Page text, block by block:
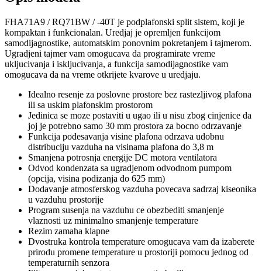
FHA71A9 / RQ71BW / -40T je podplafonski split sistem, koji je
kompaktan i funkcionalan. Uredjaj je opremljen funkcijom
samodijagnostike, automatskim ponovnim pokretanjem i tajmerom.
Ugradjeni tajmer vam omogucava da programirate vreme
ukljucivanja i iskljucivanja, a funkcija samodijagnostike vam
omogucava da na vreme otkrijete kvarove u uredjaju.
Idealno resenje za poslovne prostore bez rastezljivog plafona
ili sa uskim plafonskim prostorom
Jedinica se moze postaviti u ugao ili u nisu zbog cinjenice da
joj je potrebno samo 30 mm prostora za bocno odrzavanje
Funkcija podesavanja visine plafona odrzava udobnu
distribuciju vazduha na visinama plafona do 3,8 m
Smanjena potrosnja energije DC motora ventilatora
Odvod kondenzata sa ugradjenom odvodnom pumpom
(opcija, visina podizanja do 625 mm)
Dodavanje atmosferskog vazduha povecava sadrzaj kiseonika
u vazduhu prostorije
Program susenja na vazduhu ce obezbediti smanjenje
vlaznosti uz minimalno smanjenje temperature
Rezim zamaha klapne
Dvostruka kontrola temperature omogucava vam da izaberete
prirodu promene temperature u prostoriji pomocu jednog od
temperaturnih senzora